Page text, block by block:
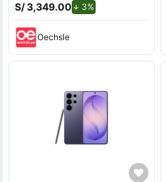
S/ 3,349.00 3%
Oechsle